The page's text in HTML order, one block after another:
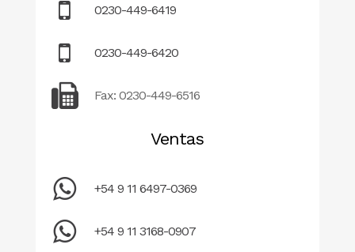
0230-449-6419
0230-449-6420
Fax: 0230-449-6516
Ventas
+54 9 11 6497-0369
+54 9 11 3168-0907